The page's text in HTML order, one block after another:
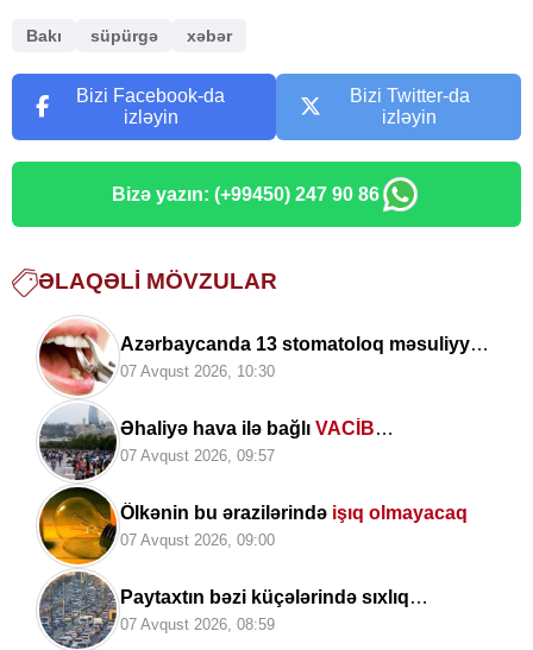
Bakı süpürgə xəbər
Bizi Facebook-da
izləyin
Bizi Twitter-da
izləyin
Bizə yazın: (+99450) 247 90 86
ƏLAQƏLI MÖVZULAR
Azərbaycanda 13 stomatoloq məsuliyyətə
cəlb edilib
07 Avqust 2026, 10:30
Əhaliyə hava ilə bağlı VACİB
XƏBƏRDARLIQ
07 Avqust 2026, 09:57
Ölkənin bu ərazilərində işıq olmayacaq
07 Avqust 2026, 09:00
Paytaxtın bəzi küçələrində sıxlıq
müşahidə olunur
07 Avqust 2026, 08:59